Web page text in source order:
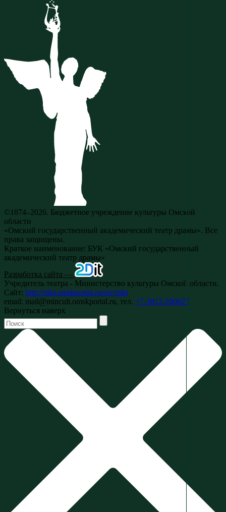
©1874–2026. Бюджетное учреждение культуры Омской
области
«Омский государственный академический театр драмы». Все
права защищены.
Краткое наименование: БУК «Омский государственный
академический театр драмы»
Разработка сайта —
Учредитель театра - Министерство культуры Омской области.
Сайт: http://mkt.omskportal.ru/oiv/mkt
email: mail@mincult.omskportal.ru, тел. +7-3812-200627
Вернуться наверх